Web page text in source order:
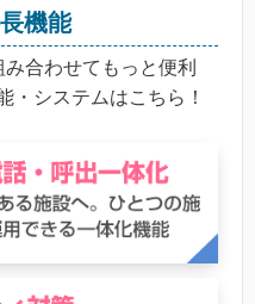
機能
合わせてもっと便利
・システムはこちら！